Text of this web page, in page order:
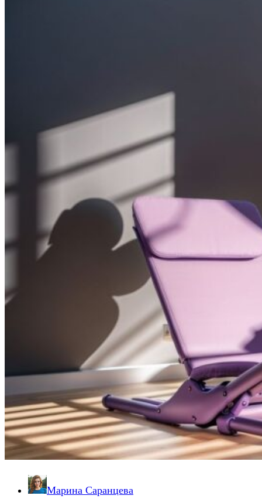
Марина Саранцева